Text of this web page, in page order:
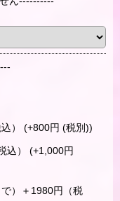
） (+800円 (税別))
込） (+1,000円
）＋1980円（税